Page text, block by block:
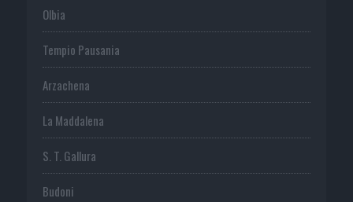
Olbia
Tempio Pausania
Arzachena
La Maddalena
S. T. Gallura
Budoni